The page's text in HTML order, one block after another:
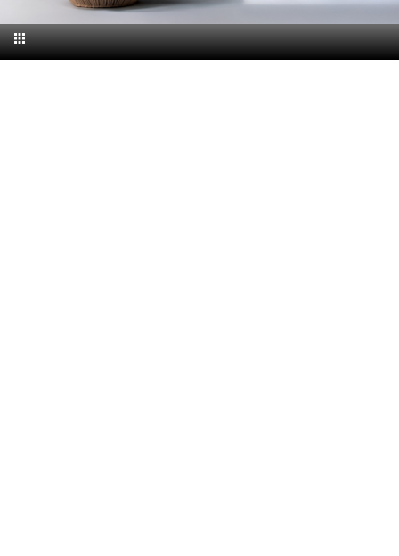
雙門
直立變頻洗衣機
左右開冰箱
電子轉盤微波爐
Soda Presso氣泡水機
超淨系列淨水器
FAQ
正負離子造型器
頭皮手持按摩器
美容家電
商用顯示器